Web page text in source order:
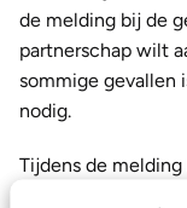
de melding bij de
partnerschap wilt
sommige gevallen
nodig.
Tijdens de